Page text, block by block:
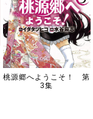
桃源郷へようこそ！ 第
3集